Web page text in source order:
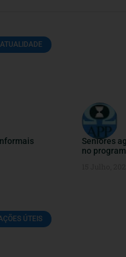
Seniores
no
ÚTEIS